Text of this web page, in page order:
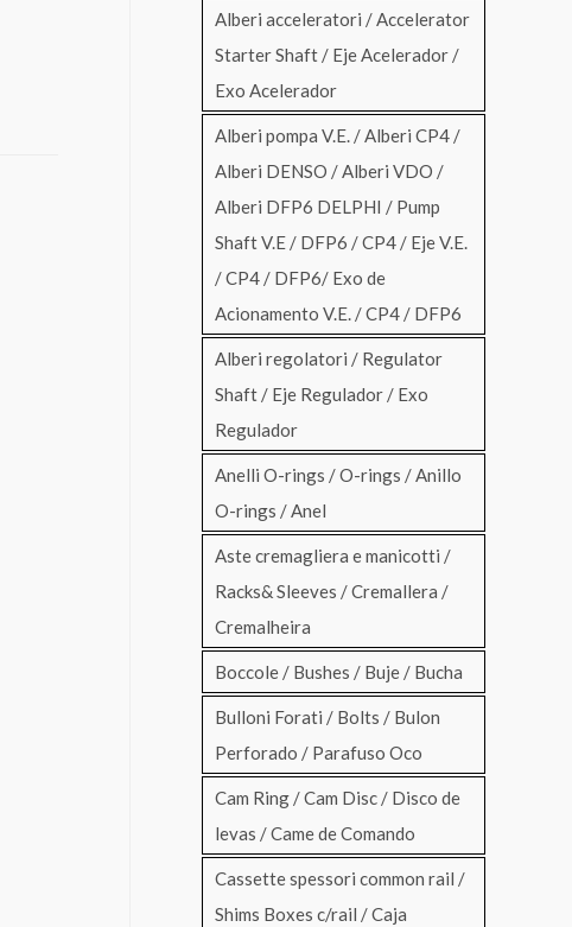
Alberi acceleratori / Accelerator
Starter Shaft / Eje Acelerador /
Exo Acelerador
Alberi pompa V.E. / Alberi CP4 /
Alberi DENSO / Alberi VDO /
Alberi DFP6 DELPHI / Pump
Shaft V.E / DFP6 / CP4 / Eje V.E.
/ CP4 / DFP6/ Exo de
Acionamento V.E. / CP4 / DFP6
Alberi regolatori / Regulator
Shaft / Eje Regulador / Exo
Regulador
Anelli O-rings / O-rings / Anillo
O-rings / Anel
Aste cremagliera e manicotti /
Racks& Sleeves / Cremallera /
Cremalheira
Boccole / Bushes / Buje / Bucha
Bulloni Forati / Bolts / Bulon
Perforado / Parafuso Oco
Cam Ring / Cam Disc / Disco de
levas / Came de Comando
Cassette spessori common rail /
Shims Boxes c/rail / Caja